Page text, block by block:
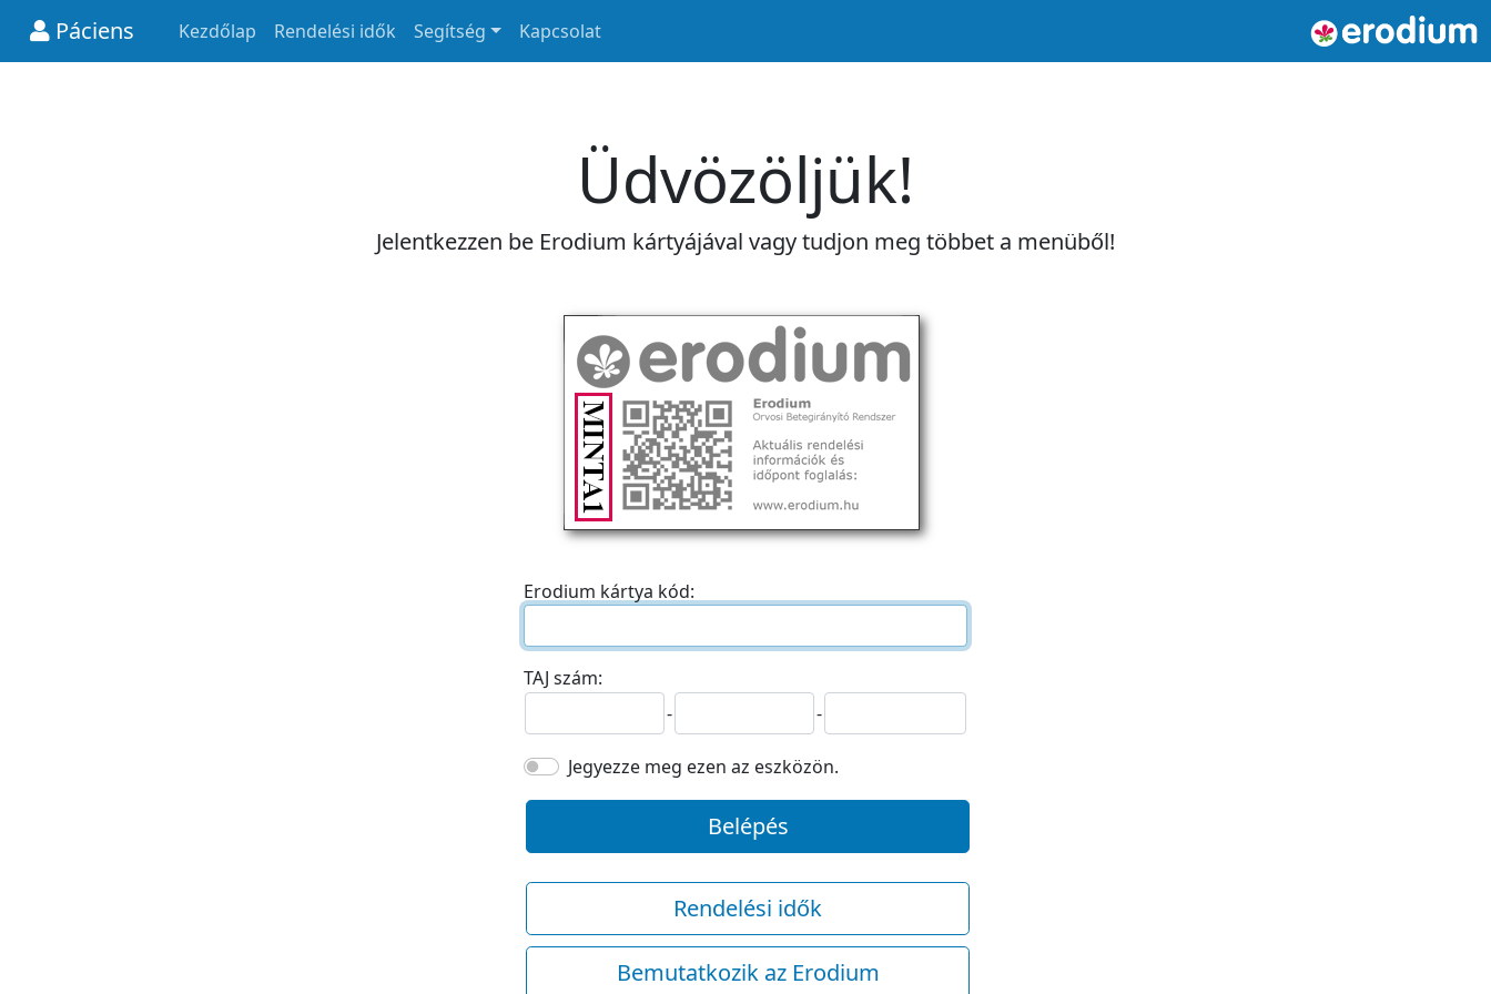
Páciens Kezdőlap Rendelési idők Segítség Kapcsolat
Üdvözöljük!
Jelentkezzen be Erodium kártyájával vagy tudjon meg többet a menüből!
Erodium kártya kód:
TAJ szám:
-
-
Jegyezze meg ezen az eszközön.
Belépés
Rendelési idők
Bemutatkozik az Erodium